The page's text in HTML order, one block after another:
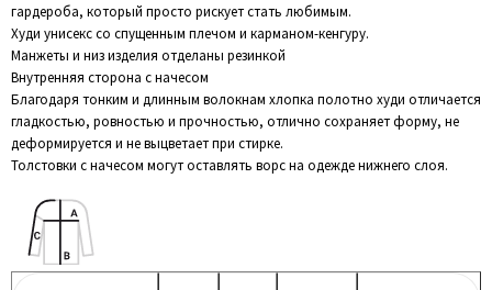
гардероба, который просто рискует стать любимым.
Худи унисекс со спущенным плечом и карманом-кенгуру.
Манжеты и низ изделия отделаны резинкой
Внутренняя сторона с начесом
Благодаря тонким и длинным волокнам хлопка полотно худи отличается
гладкостью, ровностью и прочностью, отлично сохраняет форму, не
деформируется и не выцветает при стирке.
Толстовки с начесом могут оставлять ворс на одежде нижнего слоя.